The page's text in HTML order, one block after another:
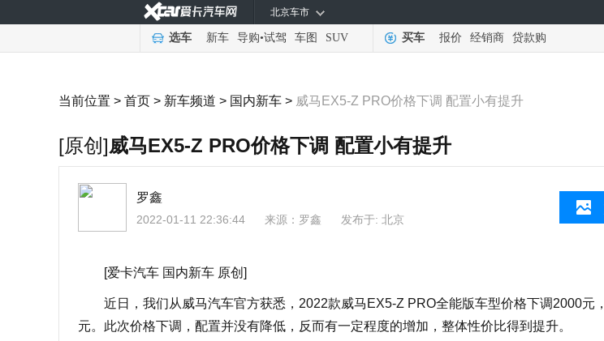
北京车市
选车 新车 导购•试驾 车图 SUV 买车 报价 经销商 贷款购
当前位置 > 首页 > 新车频道 > 国内新车 > 威马EX5-Z PRO价格下调 配置小有提升
[原创]威马EX5-Z PRO价格下调 配置小有提升
罗鑫
2022-01-11 22:36:44 来源： 罗鑫 发布于: 北京
[爱卡汽车 国内新车 原创]
近日，我们从威马汽车官方获悉，2022款威马EX5-Z PRO全能版车型价格下调2000元
元。此次价格下调，配置并没有降低，反而有一定程度的增加，整体性价比得到提升。